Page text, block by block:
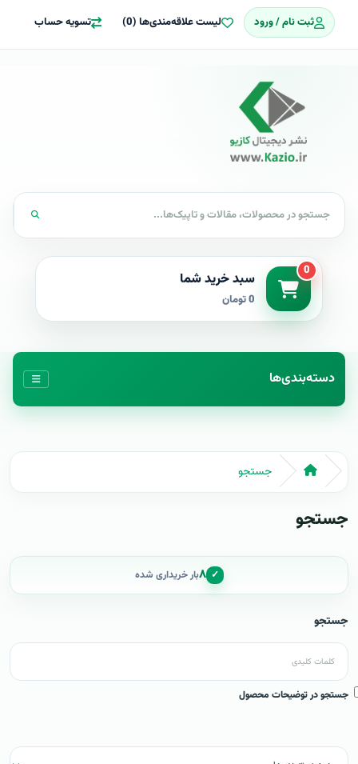
ثبت نام / ورود لیست علاقه‌مندی‌ها (0) تسویه حساب
0 سبد خرید شما
0 تومان
دسته‌بندی‌ها
جستجو
جستجو
✓ ۸بار خریداری شده
جستجو
جستجو در توضیحات محصول